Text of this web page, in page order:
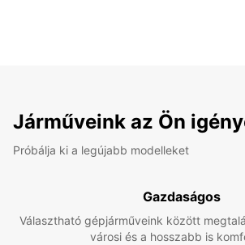
Járműveink az Ön
Próbálja ki a legújabb modelleket
Gazdaságos
Választható gépjárműveink között
városi és a hosszabb is